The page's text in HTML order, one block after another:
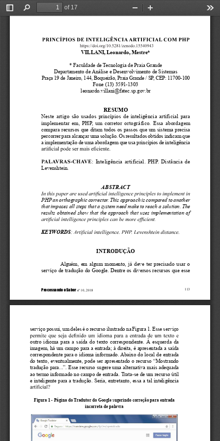
Toggle
Find
of 17
Zoom
Processando o Saber nº 10, 2018 113
VILLANI, Leonardo, Mestre*
* Faculdade de Tecnologia de Praia Grande
Departamento de Análise e Desenvolvimento de Sistemas
Praça 19 de Janeiro, 144, Boqueirão, Praia Grande / SP, CEP: 11700-100
Fone (13) 3591-1303
leonardo.villani@fatec.sp.gov.br
RESUMO
Neste artigo são usados princípios de inteligência artificial para
implementar em, PHP, um corretor ortográfico. Essa abordagem
compara recursos que ditam todos os passos que um sistema precisa
percorrer para alcançar uma solução. Os resultados obtidos indicam que
a implementação de uma abordagem que usa princípios de inteligência
: Inteligência artificial. PHP. Distância de
Levenshtein.
ABSTRACT
PHP an orthographic corrector. This approach is compared to another
that imposes all steps that a system need make to reach a solution. The
results obtained show that the approach that uses implementation of
KEYWORDS
INTRODUÇÃO
Alguém, em algum momento, já deve ter precisado usar o
serviço de tradução do Google. Dentre os diversos recursos que esse
serviço possui, um deles é o recurso ilustrado na Figura 1. Esse serviço
outro idioma para a saída do texto correspondente. À esquerda da
imagem, há um campo para a entrada; à direita, é apresentada a saída
correspondente para o idioma informado. Abaixo do local de entrada
do texto, eventualmente, pode ser apresentado o recurso “Mostrando
tradução para...”. Esse recurso sugere uma alternativa mais adequada
ao termo informado no campo de entrada. Trata-se de um recurso útil
e inteligente para a tradução. Seria, entretanto, essa a tal inteligência
Figura 1 - Página do Tradutor do Google sugerindo correção para entrada
incorreta de palavra